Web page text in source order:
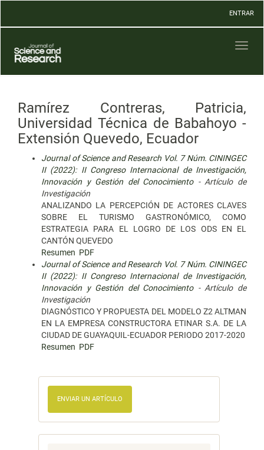
Contenido
Barra
lateral
ENTRAR
Ramírez Contreras, Patricia,
Universidad Técnica de Babahoyo -
Extensión Quevedo, Ecuador
Journal of Science and Research Vol. 7 Núm. CININGEC
II (2022): II Congreso Internacional de Investigación,
Innovación y Gestión del Conocimiento- Artículo de
Investigación
ANALIZANDO LA PERCEPCIÓN DE ACTORES CLAVES
SOBRE EL TURISMO GASTRONÓMICO, COMO
ESTRATEGIA PARA EL LOGRO DE LOS ODS EN EL
CANTÓN QUEVEDO
Resumen PDF
Journal of Science and Research Vol. 7 Núm. CININGEC
II (2022): II Congreso Internacional de Investigación,
Innovación y Gestión del Conocimiento- Artículo de
Investigación
DIAGNÓSTICO Y PROPUESTA DEL MODELO Z2 ALTMAN
EN LA EMPRESA CONSTRUCTORA ETINAR S.A. DE LA
CIUDAD DE GUAYAQUIL-ECUADOR PERIODO 2017-2020
Resumen PDF
ENVIAR UN ARTÍCULO